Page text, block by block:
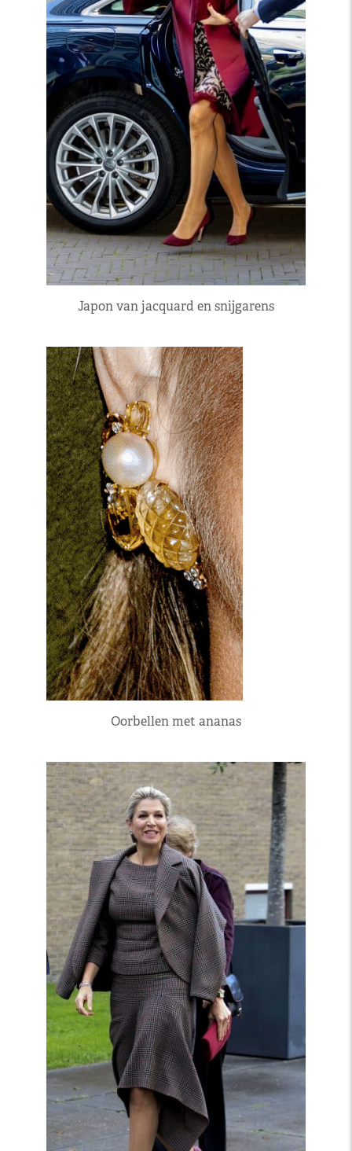
Japon van jacquard en snijgarens
Oorbellen met ananas